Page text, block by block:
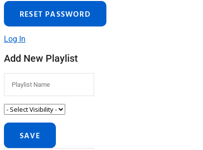
Log In
Add New Playlist